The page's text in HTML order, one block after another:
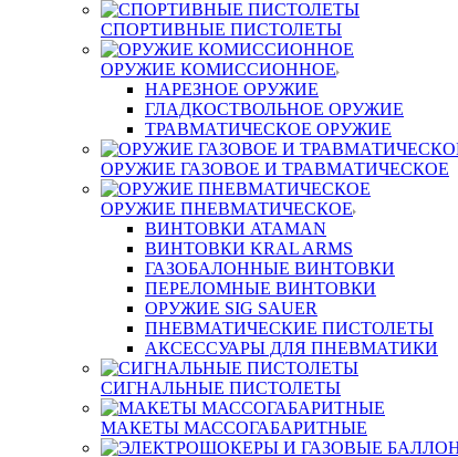
СПОРТИВНЫЕ ПИСТОЛЕТЫ
ОРУЖИЕ КОМИССИОННОЕ
НАРЕЗНОЕ ОРУЖИЕ
ГЛАДКОСТВОЛЬНОЕ ОРУЖИЕ
ТРАВМАТИЧЕСКОЕ ОРУЖИЕ
ОРУЖИЕ ГАЗОВОЕ И ТРАВМАТИЧЕСКОЕ
ОРУЖИЕ ПНЕВМАТИЧЕСКОЕ
ВИНТОВКИ ATAMAN
ВИНТОВКИ KRAL ARMS
ГАЗОБАЛОННЫЕ ВИНТОВКИ
ПЕРЕЛОМНЫЕ ВИНТОВКИ
ОРУЖИЕ SIG SAUER
ПНЕВМАТИЧЕСКИЕ ПИСТОЛЕТЫ
АКСЕССУАРЫ ДЛЯ ПНЕВМАТИКИ
СИГНАЛЬНЫЕ ПИСТОЛЕТЫ
МАКЕТЫ МАССОГАБАРИТНЫЕ